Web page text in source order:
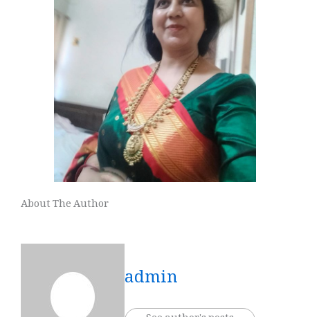
About The Author
admin